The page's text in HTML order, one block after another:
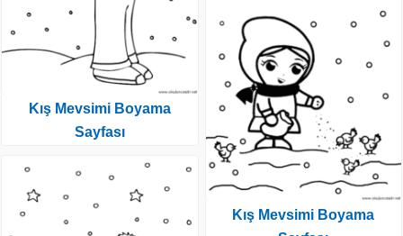
Kış Mevsimi Boyama
Sayfası
Kış Mevsimi Boyama